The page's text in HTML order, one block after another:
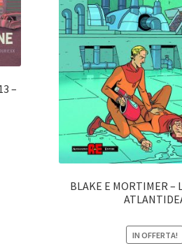
–
BLAKE E MORTIMER –
IN OFFERTA!